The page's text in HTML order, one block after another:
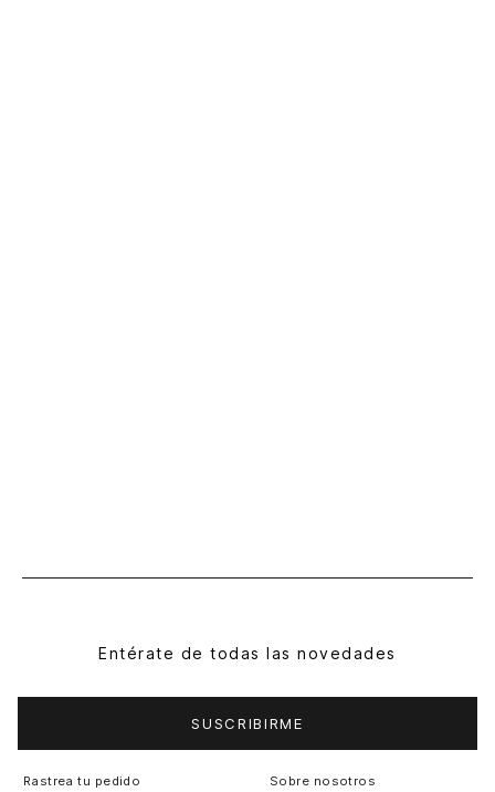
Entérate de todas las novedades
SUSCRIBIRME
Rastrea tu pedido
Sobre nosotros